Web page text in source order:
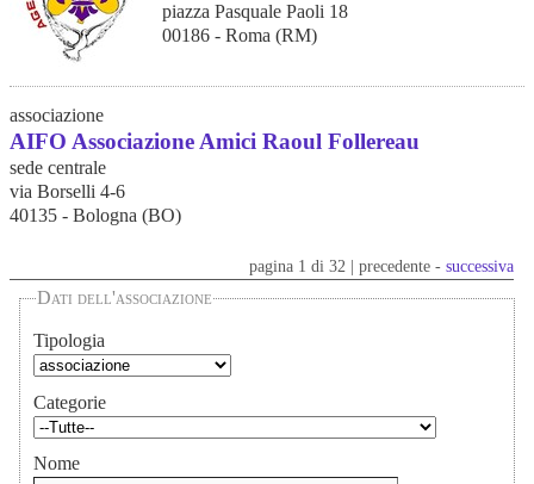
piazza Pasquale Paoli 18
00186 - Roma (RM)
associazione
AIFO Associazione Amici Raoul Follereau
sede centrale
via Borselli 4-6
40135 - Bologna (BO)
pagina 1 di 32 | precedente -successiva
Dati dell'associazione
Tipologia
Categorie
Nome